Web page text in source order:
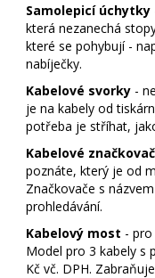
Samolepicí úchytky
která nezanechá
které se pohybují -
nabíječky.
Kabelové svorky -
je na kabely od
potřeba je stříhat,
Kabelové
poznáte, který je od
Značkovače s
prohledávání.
Kabelový most -
Model pro 3 kabely s
Kč vč. DPH.